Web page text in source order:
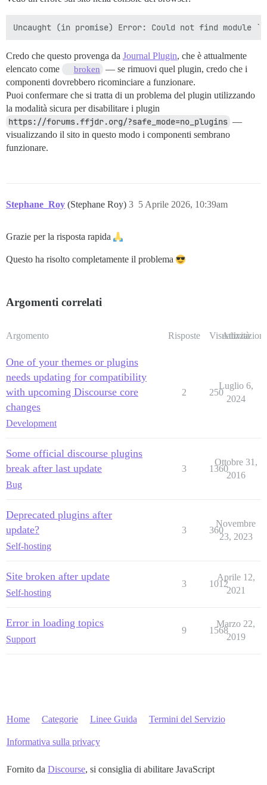
Credo che questo provenga da Journal Plugin, che è attualmente
elencato come
broken
— se rimuovi quel plugin, credo che i
componenti dovrebbero ricominciare a funzionare.
Puoi confermare che si tratta di un problema del plugin utilizzando
la modalità sicura per disabilitare i plugin
https://forums.ffjdr.org/?safe_mode=no_plugins —
visualizzando il sito in questo modo i componenti sembrano
funzionare.
Stephane_Roy (Stephane Roy) 5 Aprile 2026, 10:39am
3
Grazie per la risposta rapida
Questo ha risolto completamente il problema
Argomenti correlati
Argomento Risposte Visualizzazioni
Attività
One of your themes or plugins
needs updating for compatibility
with upcoming Discourse core
changes
Development
2 250
Luglio 6,
2024
Some official discourse plugins
break after last update
Bug
3 1360
Ottobre 31,
2016
Deprecated plugins after
update?
Self-hosting
3 360
Novembre
23, 2023
Site broken after update
Self-hosting
3 1012
Aprile 12,
2021
Error in loading topics
Support
9 1568
Marzo 22,
2019
Home Categorie Linee Guida Termini del Servizio
Informativa sulla privacy
Fornito da Discourse, si consiglia di abilitare JavaScript